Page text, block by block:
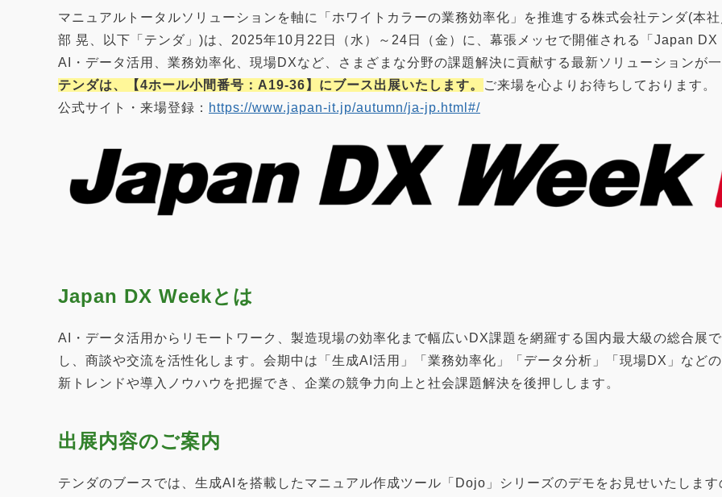
マニュアルトータルソリューションを軸に「ホワイトカラーの業務効率化」を推進する株式会社テンダ(本
部 晃、以下「テンダ」)は、2025年10月22日（水）～24日（金）に、幕張メッセで開催される「Japan
AI・データ活用、業務効率化、現場DXなど、さまざまな分野の課題解決に貢献する最新ソリューションが
テンダは、【4ホール小間番号：A19-36】にブース出展いたします。
ご来場を心よりお待ちしております。
公式サイト・来場登録： https://www.japan-it.jp/autumn/ja-jp.html#/
Japan DX Weekとは
AI・データ活用からリモートワーク、製造現場の効率化まで幅広いDX課題を網羅する国内最大級の総合展
し、商談や交流を活性化します。会期中は「生成AI活用」「業務効率化」「データ分析」「現場DX」など
新トレンドや導入ノウハウを把握でき、企業の競争力向上と社会課題解決を後押しします。
出展内容のご案内
テンダのブースでは、生成AIを搭載したマニュアル作成ツール「Dojo」シリーズのデモをお見せいたしま